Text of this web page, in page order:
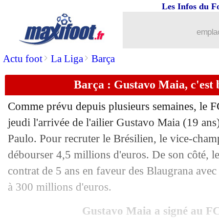
Actu foot> La Liga> Barça
Les Infos du
Barça : Gustavo Maia, c'est
Comme prévu depuis plusieurs semaines, le
jeudi l'arrivée de l'ailier Gustavo Maia (19
Paulo. Pour recruter le Brésilien, le vice-
débourser 4,5 millions d'euros. De son côté,
contrat de 5 ans en faveur des Blaugrana
à 300 millions d'euros.
Gustavo Maia a signé au
: Zidane, Casemiro encore
06/08 Man City: Eric Garcia, Guardiola
Monaco : Haidara convoité, mais...
06/08 Bayern: Hoeness demande à Alaba
06/08 OM: Mazzarri avait été contacté
06/08 Barça: Bartomeu recadre De
06/08 Nantes: Touré, bon de sortie confirmé
: Tameze prévient le PSG